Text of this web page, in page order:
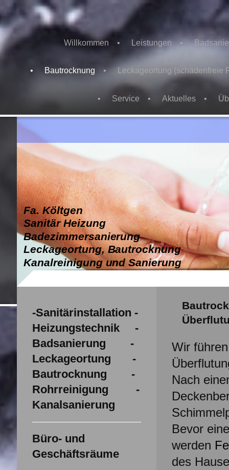
Willkommen Leistungen
Bautrocknung Leckageortung (schadenfreie
Service Aktuelles
Fa. Költgen
Sanitär Heizung
Badezimmersanierung
Leckageortung, Bautrocknung
Kanalreinigung und Sanierung
Wir
Nach
Bevor
werden
des
-Sanitärinstallation -
Heizungstechnik -
Badsanierung -
Leckageortung -
Bautrocknung -
Rohrreinigung -
Kanalsanierung
Büro- und
Geschäftsräume